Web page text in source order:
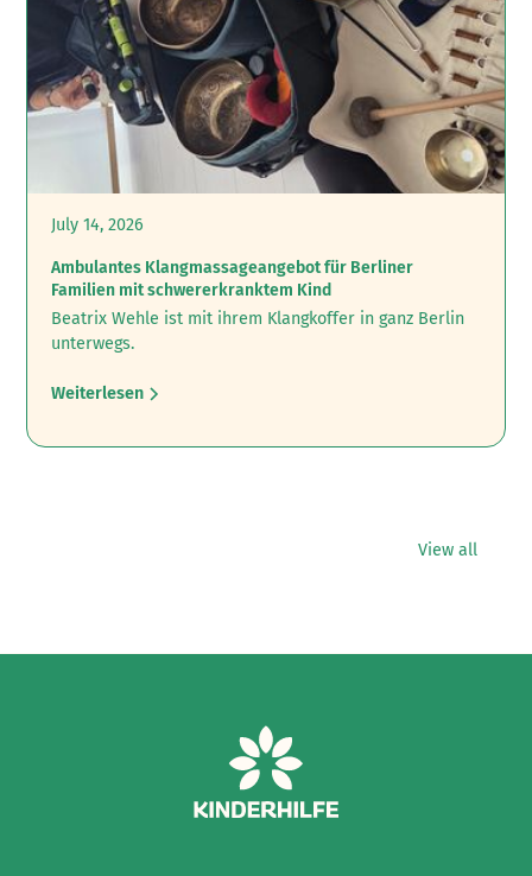
July 14, 2026
Ambulantes Klangmassageangebot für Berliner
Familien mit schwererkranktem Kind
Beatrix Wehle ist mit ihrem Klangkoffer in ganz Berlin
unterwegs.
Weiterlesen
View all